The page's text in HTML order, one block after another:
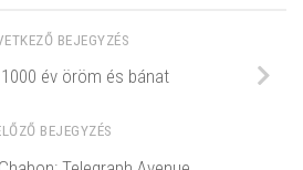
BEJEGYZÉS
év öröm és bánat
BEJEGYZÉS